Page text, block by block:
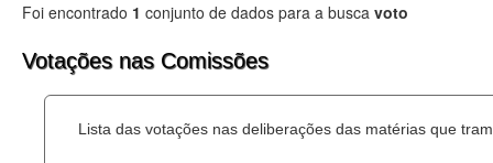
Lei de Acesso à Informação
Dados Governamentais Abertos
Foi encontrado 1 conjunto de dados para a busca voto
Votações nas Comissões
Lista das votações nas deliberações das matérias que